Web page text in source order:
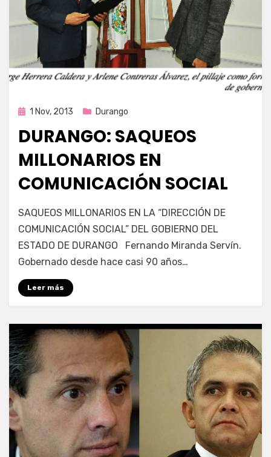
Publicada
1 Nov, 2013 Durango
DURANGO: SAQUEOS
MILLONARIOS EN
COMUNICACIÓN SOCIAL
porEnrique
SAQUEOS MILLONARIOS EN LA “DIRECCIÓN DE
COMUNICACIÓN SOCIAL” DEL GOBIERNO DEL
ESTADO DE DURANGO Fernando Miranda Servín.
Gobernado desde hace casi 90 años…
Leer más